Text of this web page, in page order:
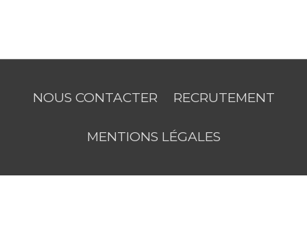
NOUS CONTACTER RECRUTEMENT
MENTIONS LÉGALES